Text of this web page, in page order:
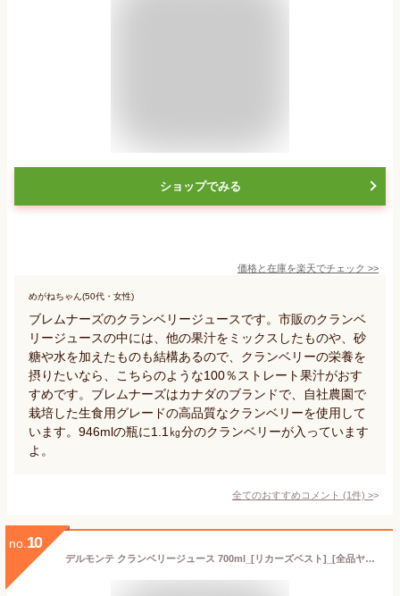
ショップでみる
価格と在庫を楽天でチェック >>
めがねちゃん(50代・女性)
ブレムナーズのクランベリージュースです。市販のクランベ
リージュースの中には、他の果汁をミックスしたものや、砂
糖や水を加えたものも結構あるので、クランベリーの栄養を
摂りたいなら、こちらのような100％ストレート果汁がおす
すめです。ブレムナーズはカナダのブランドで、自社農園で
栽培した生食用グレードの高品質なクランベリーを使用して
います。946mlの瓶に1.1㎏分のクランベリーが入っています
よ。
全てのおすすめコメント (1件) >
no. 10
デルモンテ クランベリージュース 700ml_[リカーズベスト]_[全品ヤマト宅急便配送]